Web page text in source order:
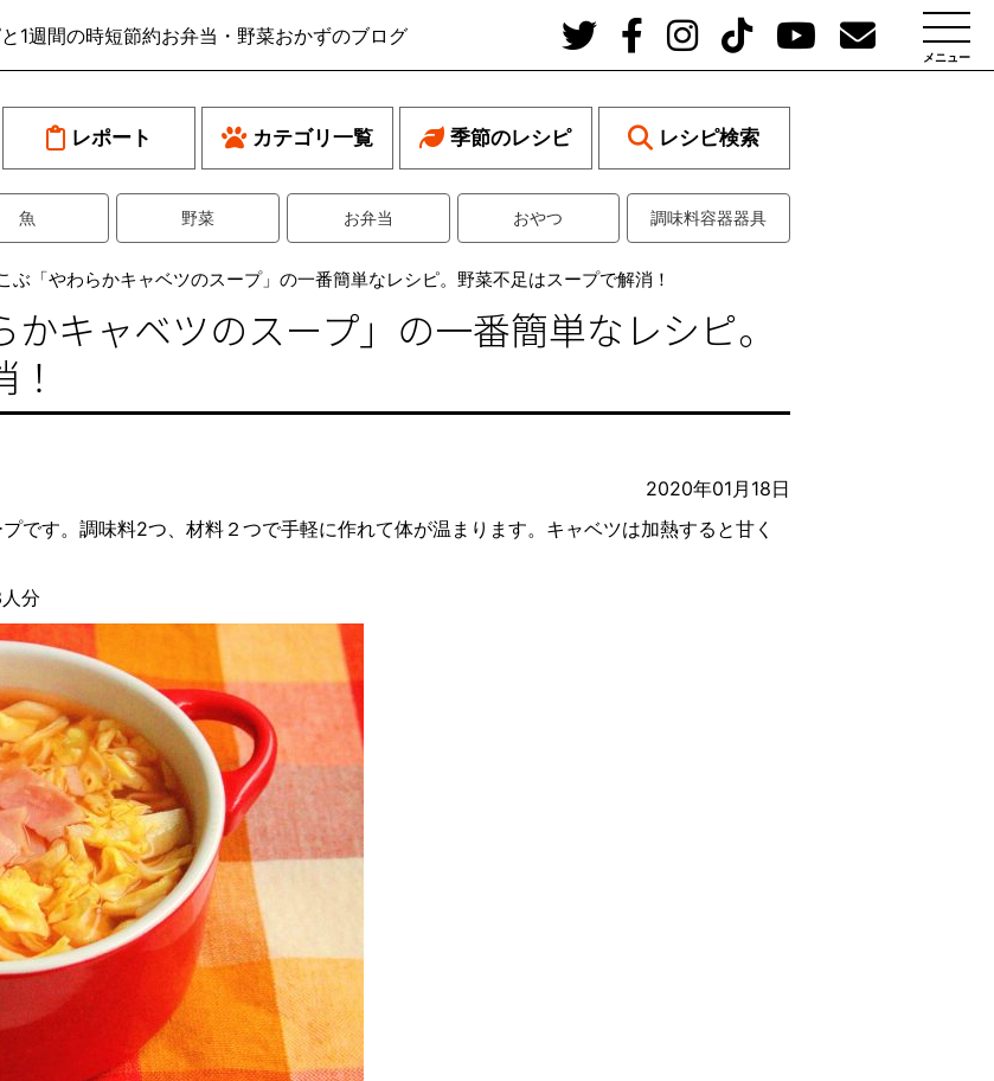
1週間の時短節約お弁当・野菜おかずのブログ
メニュー
レポート カテゴリ一覧 季節のレシピ レシピ検索
魚 野菜 お弁当 おやつ 調味料容器器具
ぶ「やわらかキャベツのスープ」の一番簡単なレシピ。野菜不足はスープで解消！
キャベツのスープ」の一番簡単なレシピ。
2020年01月18日
です。調味料2つ、材料２つで手軽に作れて体が温まります。キャベツは加熱すると甘く
人分